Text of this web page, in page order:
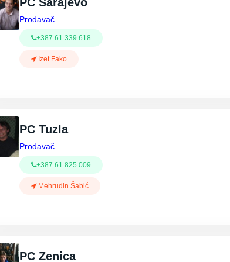
Prodavač
+387 61 339 618
Izet Fako
PC Tuzla
Prodavač
+387 61 825 009
Mehrudin Šabić
PC Zenica